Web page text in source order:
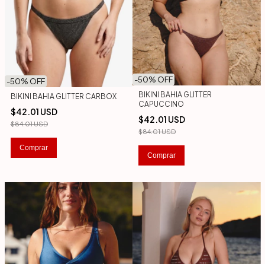
-50% OFF
BIKINI BAHIA GLITTER CARBOX
$42.01 USD
$84.01 USD
Comprar
-50% OFF
BIKINI BAHIA GLITTER
CAPUCCINO
$42.01 USD
$84.01 USD
Comprar